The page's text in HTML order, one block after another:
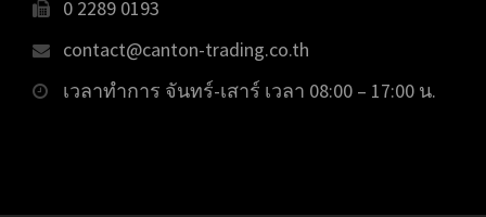
0 2289 0193
contact@canton-trading.co.th
เวลาทำการ จันทร์-เสาร์ เวลา 08:00 – 17:00 น.